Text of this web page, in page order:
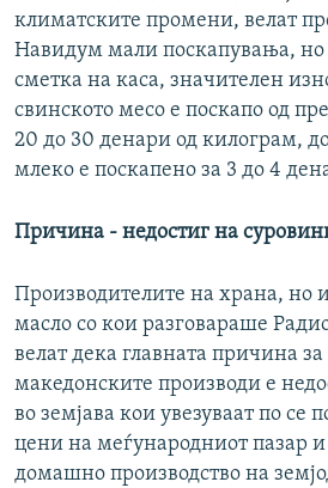
климатските промени, велат
Навидум мали поскапувања, но
сметка на каса, значителен
свинското месо е поскапо од
20 до 30 денари од килограм,
млеко е поскапено за 3 до 4
Причина - недостиг на
Производителите на храна, но
масло со кои разговараше
велат дека главната причина
македонските производи е
во земјава кои увезуваат по се
цени на меѓународниот пазар и
домашно производство на